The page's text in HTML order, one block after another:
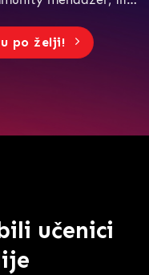
po želji!
učenici